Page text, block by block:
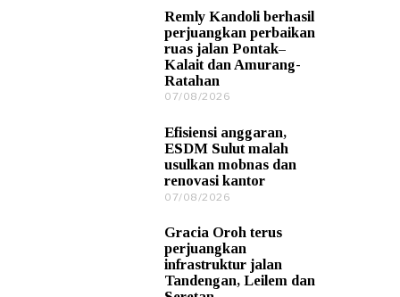
0
8
/
2
Remly Kandoli berhasil
perjuangkan perbaikan
ruas jalan Pontak–
Kalait dan Amurang-
Ratahan
07/08/2026
0
8
/
2
Efisiensi anggaran,
ESDM Sulut malah
usulkan mobnas dan
renovasi kantor
07/08/2026
0
8
/
2
Gracia Oroh terus
perjuangkan
infrastruktur jalan
Tandengan, Leilem dan